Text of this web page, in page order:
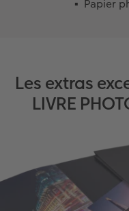
Papier
Les extras
LIVRE